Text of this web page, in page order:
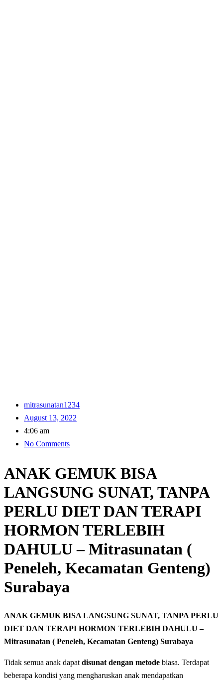
mitrasunatan1234
August 13, 2022
4:06 am
No Comments
ANAK GEMUK BISA
LANGSUNG SUNAT, TANPA
PERLU DIET DAN TERAPI
HORMON TERLEBIH
DAHULU – Mitrasunatan (
Peneleh, Kecamatan Genteng)
Surabaya
ANAK GEMUK BISA LANGSUNG SUNAT, TANPA PERLU
DIET DAN TERAPI HORMON TERLEBIH DAHULU –
Mitrasunatan ( Peneleh, Kecamatan Genteng) Surabaya
Tidak semua anak dapat disunat dengan metode biasa. Terdapat
beberapa kondisi yang mengharuskan anak mendapatkan